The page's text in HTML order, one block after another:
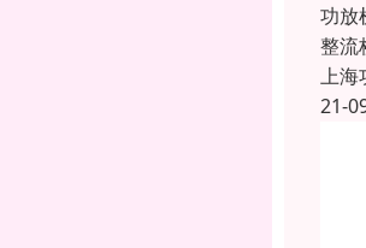
功放
整流
上海
21-